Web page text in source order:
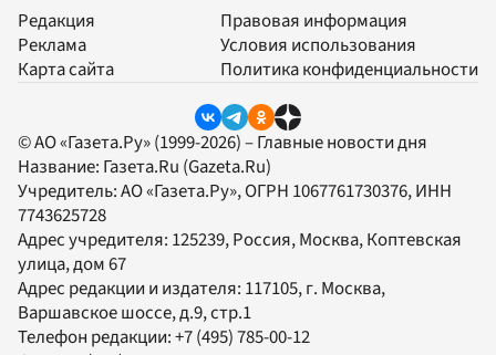
Редакция
Реклама
Карта сайта
Правовая информация
Условия использования
Политика конфиденциальности
© АО «Газета.Ру» (1999-2026) – Главные новости дня
Название: Газета.Ru (Gazeta.Ru)
Учредитель:АО «Газета.Ру», ОГРН 1067761730376, ИНН
7743625728
Адрес учредителя: 125239, Россия, Москва, Коптевская
улица, дом 67
Адрес редакции и издателя: 117105, г. Москва,
Варшавское шоссе, д.9, стр.1
Телефон редакции:+7 (495) 785-00-12